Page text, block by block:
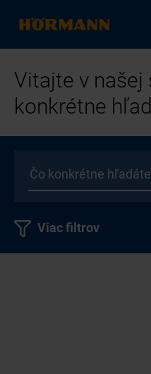
Vitajte v našej
konkrétne
Viac filtrov